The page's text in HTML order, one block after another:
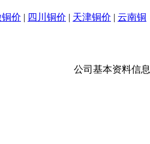
价 | 四川铜价 | 天津铜价 | 云南铜
公司基本资料信息